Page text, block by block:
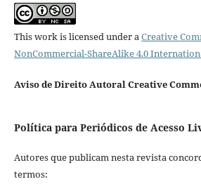
This work is licensed under aCreative
NonCommercial-ShareAlike 4.0
Aviso de Direito Autoral Creative
Política para Periódicos de Acesso
Autores que publicam nesta revista
termos: